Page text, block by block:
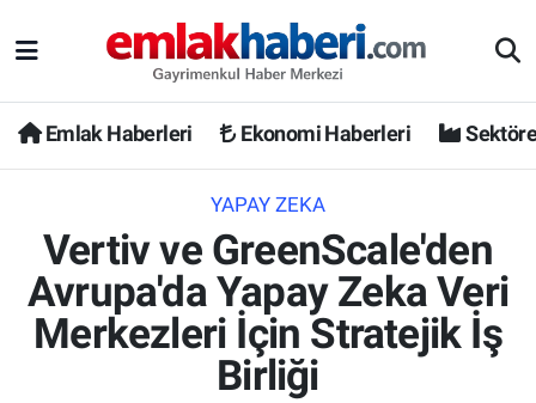
Emlak Haberleri Ekonomi Haberleri
YAPAY ZEKA
Vertiv ve GreenScale'den
Avrupa'da Yapay Zeka Veri
Merkezleri İçin Stratejik İş
Birliği